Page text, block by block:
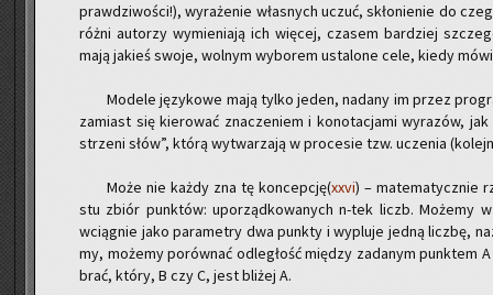
praw­dzi­wo­ści!), wy­ra­że­nie wła­snych uczuć, skło­nie­nie do
różni au­to­rzy wy­mie­nia­ją ich wię­cej, cza­sem bar­dziej
mają ja­kieś swoje, wol­nym wy­bo­rem usta­lo­ne cele, kiedy
Mo­de­le ję­zy­ko­we mają tylko jeden, nada­ny im przez
za­miast się kie­ro­wać zna­cze­niem i ko­no­ta­cja­mi wy­ra­zów,
strze­ni słów”, którą wy­twa­rza­ją w pro­ce­sie tzw. ucze­nia
Może nie każdy zna tę kon­cep­cję(xxvi) – ma­te­ma­tycz­nie
stu zbiór punk­tów: upo­rząd­ko­wa­nych n-tek liczb. Mo­że­my
wcią­gnie jako pa­ra­me­try dwa punk­ty i wy­plu­je jedną licz­bę,
my, mo­że­my po­rów­nać od­le­głość mię­dzy za­da­nym punk­tem
brać, który, B czy C, jest bli­żej A.